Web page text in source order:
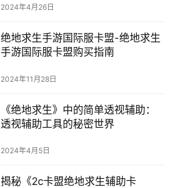
2024年4月26日
绝地求生手游国际服卡盟-绝地求生
手游国际服卡盟购买指南
2024年11月28日
《绝地求生》中的简单透视辅助：
透视辅助工具的秘密世界
2024年4月5日
揭秘《2c卡盟绝地求生辅助卡